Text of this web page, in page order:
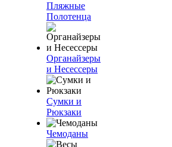
Пляжные
Полотенца
Органайзеры
и Несессеры
Сумки и
Рюкзаки
Чемоданы